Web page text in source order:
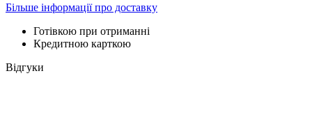
Більше інформації про доставку
Готівкою при отриманні
Кредитною карткою
Відгуки